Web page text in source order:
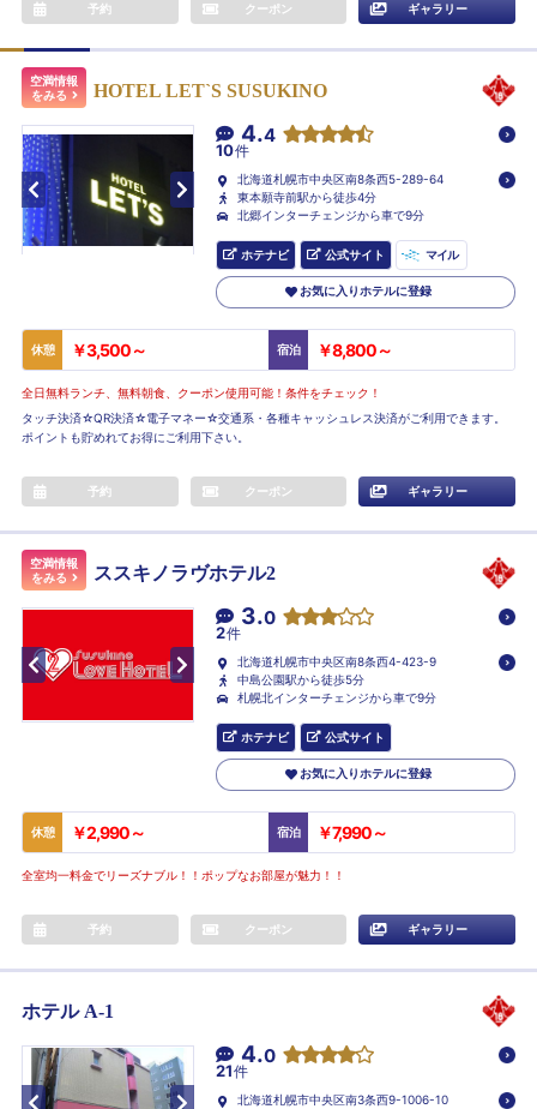
予約 クーポン ギャラリー
空満情報
をみる
HOTEL LET`S SUSUKINO
4.4
10件
北海道札幌市中央区南8条西5-289-64
東本願寺前駅から徒歩4分
北郷インターチェンジから車で9分
ホテナビ 公式サイト マイル
お気に入りホテルに登録
休憩 ￥3,500～ 宿泊 ￥8,800～
全日無料ランチ、無料朝食、クーポン使用可能！条件をチェック！
タッチ決済☆QR決済☆電子マネー☆交通系・各種キャッシュレス決済がご利用できます。
ポイントも貯めれてお得にご利用下さい。
予約 クーポン ギャラリー
空満情報
をみる
ススキノラヴホテル2
3.0
2件
北海道札幌市中央区南8条西4-423-9
中島公園駅から徒歩5分
札幌北インターチェンジから車で9分
ホテナビ 公式サイト
お気に入りホテルに登録
休憩 ￥2,990～ 宿泊 ￥7,990～
全室均一料金でリーズナブル！！ポップなお部屋が魅力！！
予約 クーポン ギャラリー
ホテル A-1
4.0
21件
北海道札幌市中央区南3条西9-1006-10